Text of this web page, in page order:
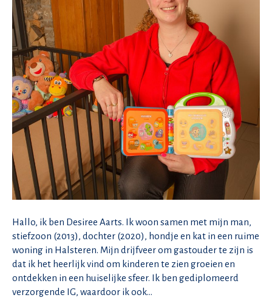
Hallo, ik ben Desiree Aarts. Ik woon samen met mijn man,
stiefzoon (2013), dochter (2020), hondje en kat in een ruime
woning in Halsteren. Mijn drijfveer om gastouder te zijn is
dat ik het heerlijk vind om kinderen te zien groeien en
ontdekken in een huiselijke sfeer. Ik ben gediplomeerd
verzorgende IG, waardoor ik ook…